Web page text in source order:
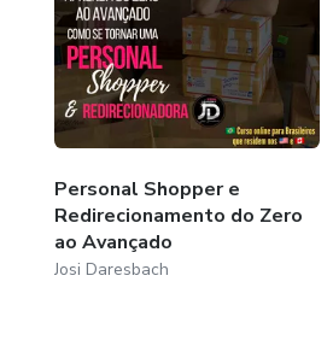
Personal Shopper e
Redirecionamento do Zero
ao Avançado
Josi Daresbach